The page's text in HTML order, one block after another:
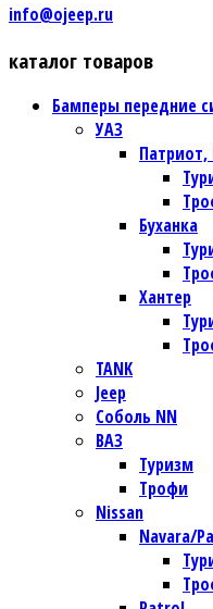
info@ojeep.ru
каталог товаров
Бамперы передние
УАЗ
Патриот,
Буханка
Хантер
TANK
Jeep
Соболь NN
ВАЗ
Туризм
Трофи
Nissan
Navara/